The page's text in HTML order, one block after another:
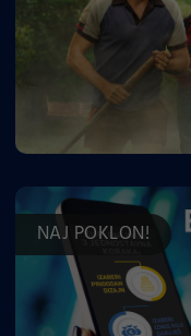
NAJ POKLON!